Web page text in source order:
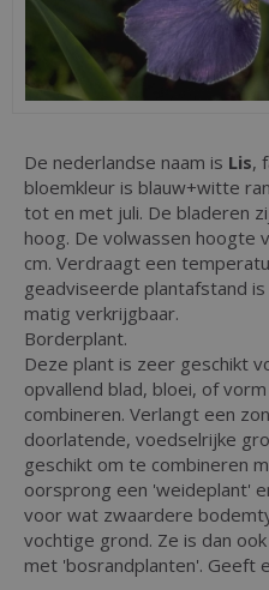
De nederlandse naam is Lis,
bloemkleur is blauw+witte
tot en met juli. De bladeren
hoog. De volwassen hoogte
cm. Verdraagt een
geadviseerde plantafstand
matig verkrijgbaar.
Borderplant.
Deze plant is zeer geschikt
opvallend blad, bloei, of
combineren. Verlangt een
doorlatende, voedselrijke
geschikt om te combineren
oorsprong een 'weideplant'
voor wat zwaardere
vochtige grond. Ze is dan
met 'bosrandplanten'. Geeft